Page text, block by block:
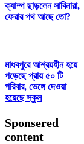
ক্যাম্প ছাড়লেন সাবিনারা,
ফেরার পথ আছে তো?
মাধবপুরে আশ্রয়হীন হয়ে
পড়েছে প্রায় ৫০ টি
পরিবার, ভেঙ্গে দেওয়া
হয়েছে স্কুল
Sponsered
content